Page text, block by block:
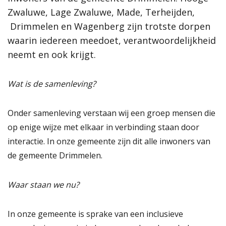
Proces
Hoe werkt de website?
Rol van de gemeente
Contact
Gebieden
Drimmelen
Hooge Zwaluwe
Thema's
Zwaluwe, Lage Zwaluwe, Made, Terheijden,
Drimmelen en Wagenberg zijn trotste dorpen
waarin iedereen meedoet, verantwoordelijkheid
neemt en ook krijgt.
Lees verder
Zwaluwe, Lage Zwaluwe, Made, Terheijden,
Drimmelen en Wagenberg zijn trotste dorpen
waarin iedereen meedoet, verantwoordelijkheid
neemt en ook krijgt.
Wat is de samenleving?
Onder samenleving verstaan wij een groep mensen die
op enige wijze met elkaar in verbinding staan door
interactie. In onze gemeente zijn dit alle inwoners van
de gemeente Drimmelen.
Waar staan we nu?
In onze gemeente is sprake van een inclusieve